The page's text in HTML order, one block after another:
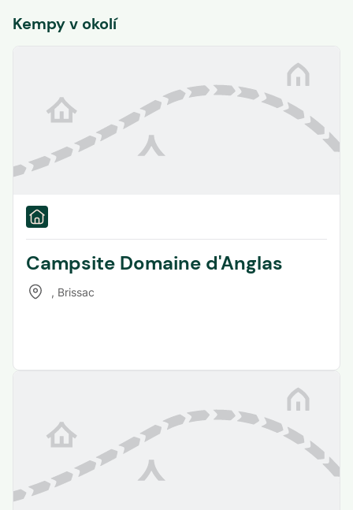
Kempy v okolí
Campsite Domaine d'Anglas
, Brissac